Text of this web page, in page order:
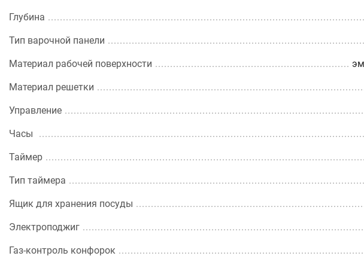
Глубина
Тип варочной панели
Материал рабочей поверхности
Материал решетки
Управление
Часы
Таймер
Тип таймера
Ящик для хранения посуды
Электроподжиг
Газ-контроль конфорок